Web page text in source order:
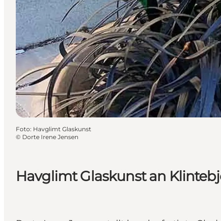
Havglimt Glaskunst an
Foto: Havglimt Glaskunst
© Dorte Irene Jensen